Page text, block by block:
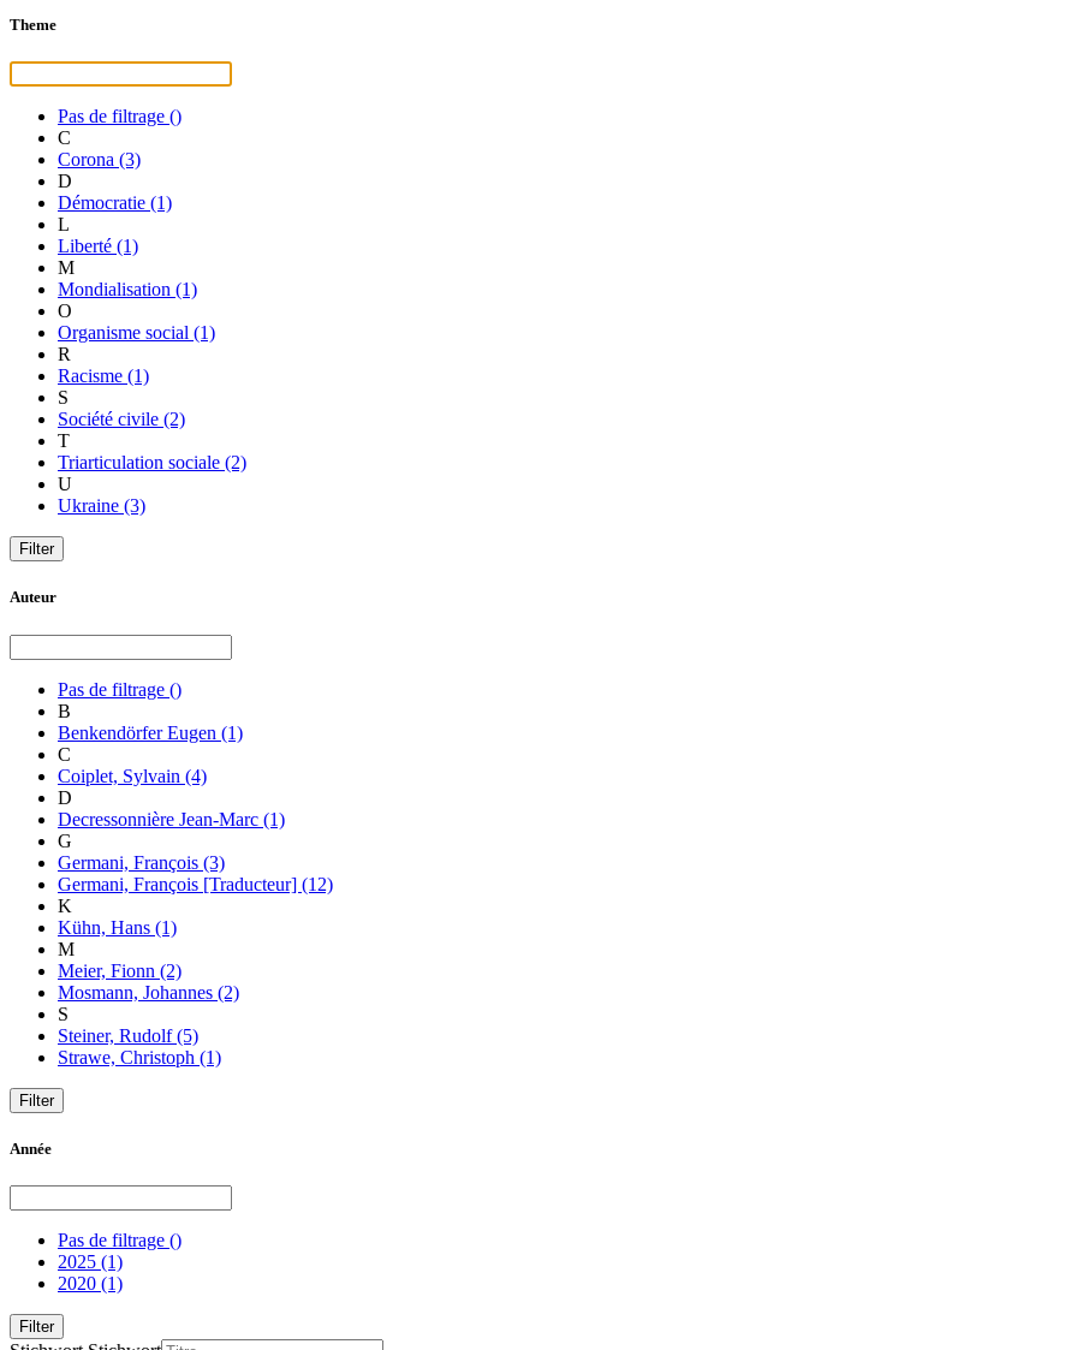
Theme
Pas de filtrage ()
C
Corona (3)
D
Démocratie (1)
L
Liberté (1)
M
Mondialisation (1)
O
Organisme social (1)
R
Racisme (1)
S
Société civile (2)
T
Triarticulation sociale (2)
U
Ukraine (3)
Auteur
Pas de filtrage ()
B
Benkendörfer Eugen (1)
C
Coiplet, Sylvain (4)
D
Decressonnière Jean-Marc (1)
G
Germani, François (3)
Germani, François [Traducteur] (12)
K
Kühn, Hans (1)
M
Meier, Fionn (2)
Mosmann, Johannes (2)
S
Steiner, Rudolf(5)
Strawe, Christoph (1)
Année
Pas de filtrage ()
2025 (1)
2020 (1)